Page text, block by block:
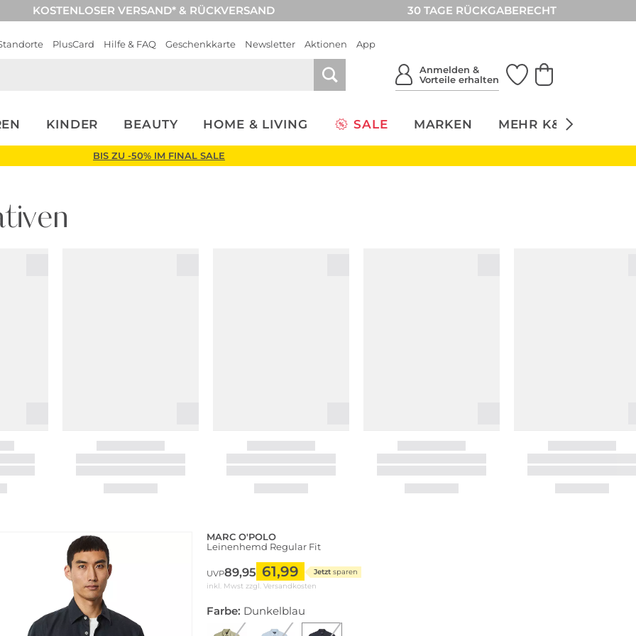
KOSTENLOSER VERSAND* & RÜCKVERSAND 30 TAGE RÜCKGABERECHT
PlusCard Hilfe & FAQ Geschenkkarte Newsletter Aktionen App
Anmelden &
Vorteile erhalten
KINDER BEAUTY HOME & LIVING SALE MARKEN MEHR K&Ö
BIS ZU -50% IM FINAL SALE
MARC O'POLO
Leinenhemd Regular Fit
UVP89,95 61,99 Jetzt sparen
inkl. Mwst zzgl. Versandkosten
Farbe: Dunkelblau